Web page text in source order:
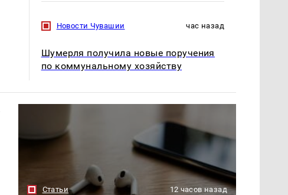
Новости Чувашии час назад
Шумерля получила новые поручения
по коммунальному хозяйству
Статьи 12 часов назад